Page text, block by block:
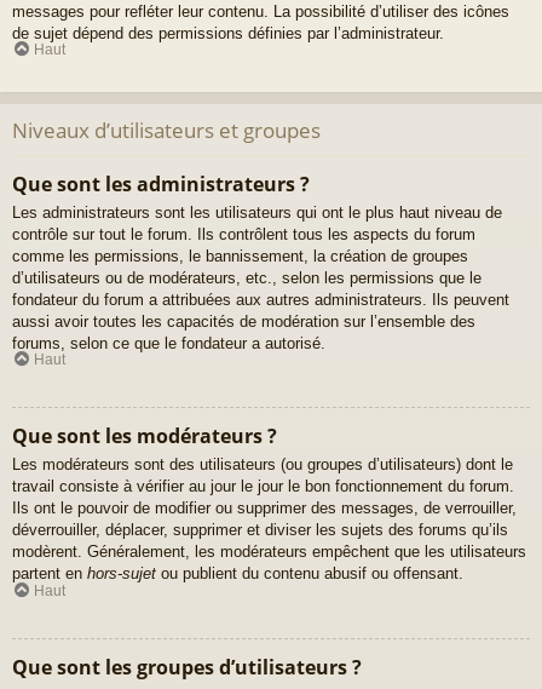
messages pour refléter leur contenu. La possibilité d’utiliser des icônes
de sujet dépend des permissions définies par l’administrateur.
Haut
Niveaux d’utilisateurs et groupes
Que sont les administrateurs ?
Les administrateurs sont les utilisateurs qui ont le plus haut niveau de
contrôle sur tout le forum. Ils contrôlent tous les aspects du forum
comme les permissions, le bannissement, la création de groupes
d’utilisateurs ou de modérateurs, etc., selon les permissions que le
fondateur du forum a attribuées aux autres administrateurs. Ils peuvent
aussi avoir toutes les capacités de modération sur l’ensemble des
forums, selon ce que le fondateur a autorisé.
Haut
Que sont les modérateurs ?
Les modérateurs sont des utilisateurs (ou groupes d’utilisateurs) dont le
travail consiste à vérifier au jour le jour le bon fonctionnement du forum.
Ils ont le pouvoir de modifier ou supprimer des messages, de verrouiller,
déverrouiller, déplacer, supprimer et diviser les sujets des forums qu’ils
modèrent. Généralement, les modérateurs empêchent que les utilisateurs
partent en hors-sujet ou publient du contenu abusif ou offensant.
Haut
Que sont les groupes d’utilisateurs ?